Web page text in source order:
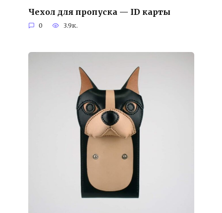
Чехол для пропуска — ID карты
0 3.9к.